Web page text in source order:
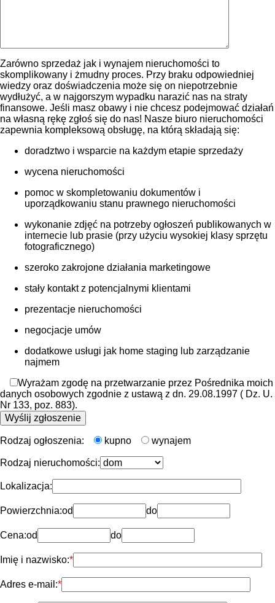
Zarówno sprzedaż jak i wynajem nieruchomości to
skomplikowany i żmudny proces. Przy braku odpowiedniej
wiedzy oraz doświadczenia może się on niepotrzebnie
wydłużyć, a w najgorszym wypadku narazić nas na straty
finansowe. Jeśli masz obawy i nie chcesz podejmować działań
na własną rękę zgłoś się do nas! Nasze biuro nieruchomości
zapewnia kompleksową obsługę, na którą składają się:
doradztwo i wsparcie na każdym etapie sprzedaży
wycena nieruchomości
pomoc w skompletowaniu dokumentów i
uporządkowaniu stanu prawnego nieruchomości
wykonanie zdjęć na potrzeby ogłoszeń publikowanych w
internecie lub prasie (przy użyciu wysokiej klasy sprzętu
fotograficznego)
szeroko zakrojone działania marketingowe
stały kontakt z potencjalnymi klientami
prezentacje nieruchomości
negocjacje umów
dodatkowe usługi jak home staging lub zarządzanie
najmem
Wyrażam zgodę na przetwarzanie przez Pośrednika moich
danych osobowych zgodnie z ustawą z dn. 29.08.1997 ( Dz. U.
Nr 133, poz. 883).
Rodzaj ogłoszenia: kupno wynajem
Rodzaj nieruchomości:
Lokalizacja:
Powierzchnia:od do
Cena:od do
Imię i nazwisko:
Adres e-mail: